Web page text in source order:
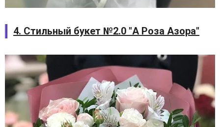
4. Стильный букет №2.0 "А Роза Азора"